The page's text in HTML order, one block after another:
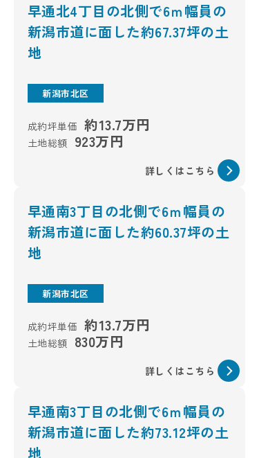
早通北4丁目の北側で6ｍ幅員の
新潟市道に面した約67.37坪の土
地
新潟市北区
成約坪単価 約13.7万円
土地総額 923万円
詳しくはこちら
早通南3丁目の北側で6ｍ幅員の
新潟市道に面した約60.37坪の土
地
新潟市北区
成約坪単価 約13.7万円
土地総額 830万円
詳しくはこちら
早通南3丁目の北側で6ｍ幅員の
新潟市道に面した約73.12坪の土
地